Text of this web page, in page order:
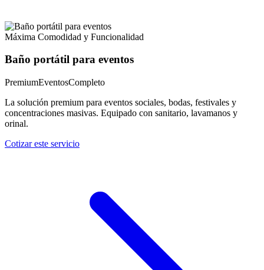
Máxima Comodidad y Funcionalidad
Baño portátil para eventos
PremiumEventosCompleto
La solución premium para eventos sociales, bodas, festivales y
concentraciones masivas. Equipado con sanitario, lavamanos y
orinal.
Cotizar este servicio